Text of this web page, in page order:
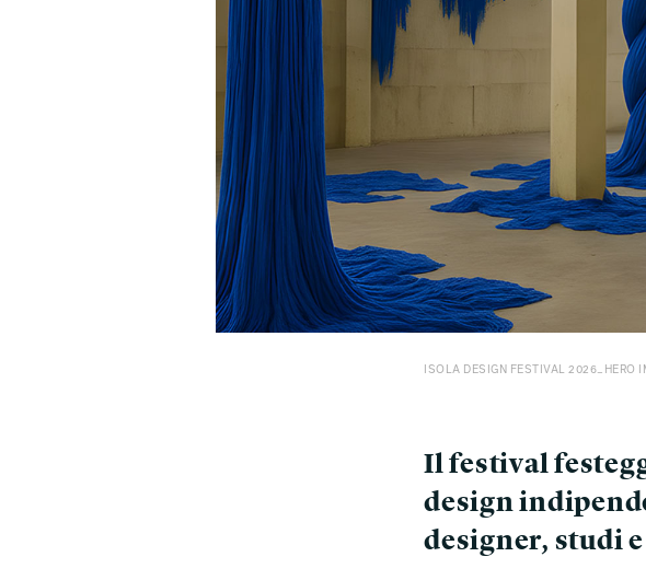
ISOLA DESIGN FESTIVAL 2026_HERO
Il festival
design
designer, studi